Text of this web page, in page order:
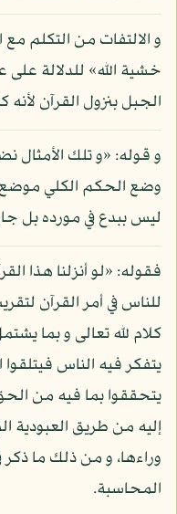
و الالتفات من التكلم مع
خشية الله» للدلالة
الجبل بنزول القرآن لأنه
و قوله: «و تلك الأمثال
وضع الحكم الكلي موضع
ليس ببدع في مورده بل
فقوله: «لو أنزلنا هذا
للناس في أمر القرآن
كلام لله تعالى و بما
يتفكر فيه الناس
يتحققوا بما فيه من
إليه من طريق العبودية
وراءها، و من ذلك ما ذكر
المحاسبة.